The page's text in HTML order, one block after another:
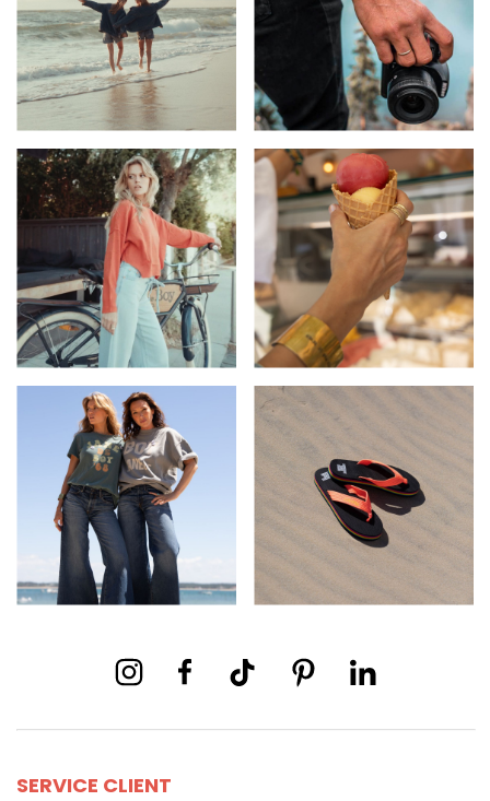
SERVICE CLIENT